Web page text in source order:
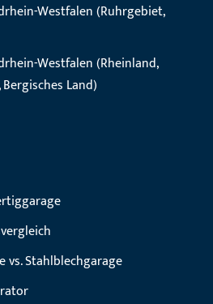
Westfalen (Ruhrgebiet,
Westfalen (Rheinland,
Land)
Stahlblechgarage